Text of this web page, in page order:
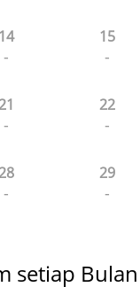
14
-
15
-
21
-
22
-
28
-
29
-
setiap Bulan